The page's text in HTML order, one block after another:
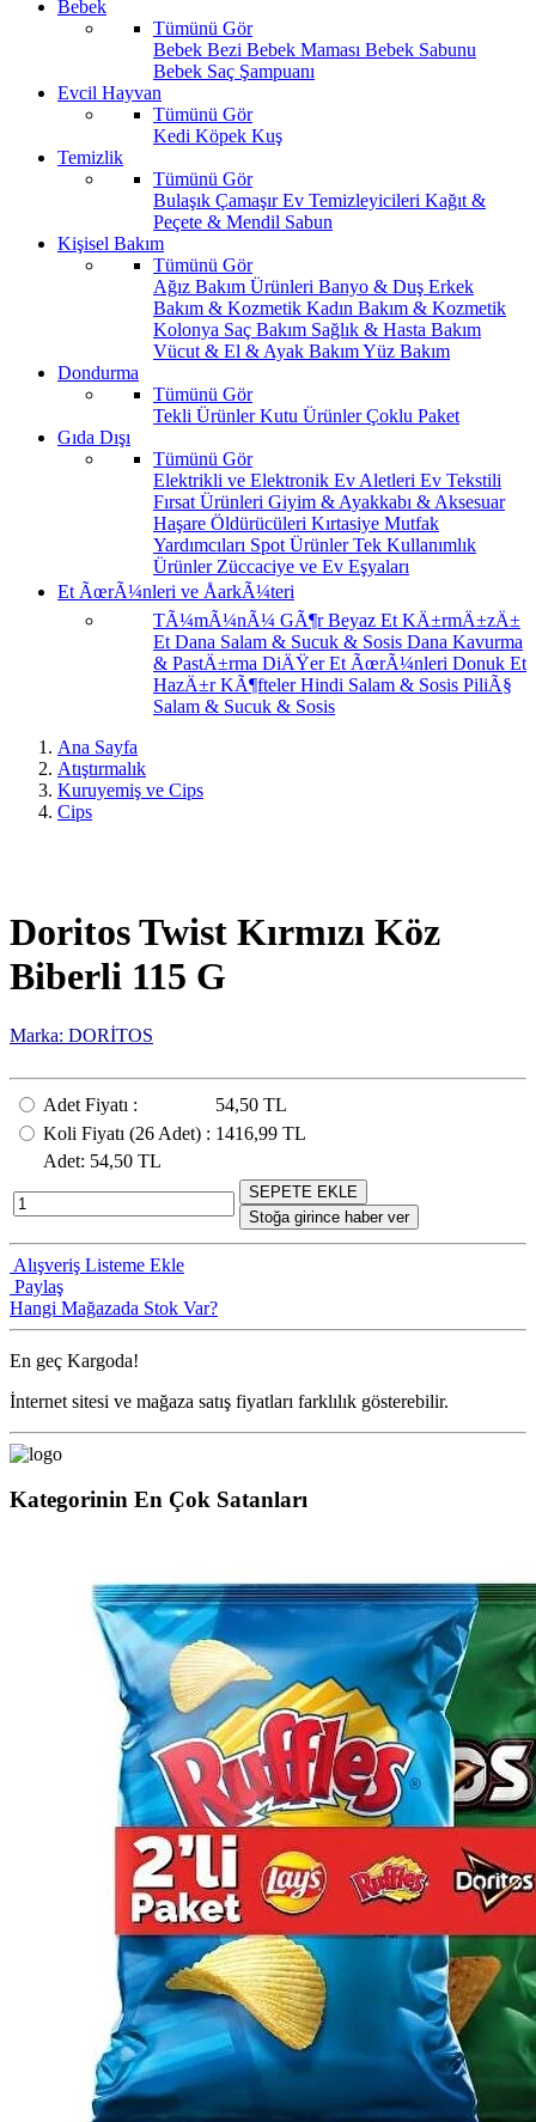
Bebek
Tümünü Gör
Bebek Bezi Bebek Maması Bebek Sabunu
Bebek Saç Şampuanı
Evcil Hayvan
Tümünü Gör
Kedi Köpek Kuş
Temizlik
Tümünü Gör
Bulaşık ÇamaşırEv Temizleyicileri Kağıt &
Peçete & Mendil Sabun
Kişisel Bakım
Tümünü Gör
Ağız Bakım Ürünleri Banyo & Duş Erkek
Bakım & Kozmetik Kadın Bakım & Kozmetik
Kolonya Saç Bakım Sağlık & Hasta Bakım
Vücut & El & Ayak BakımYüz Bakım
Dondurma
Tümünü Gör
Tekli ÜrünlerKutu ÜrünlerÇoklu Paket
Gıda Dışı
Tümünü Gör
Elektrikli ve Elektronik Ev Aletleri Ev Tekstili
Fırsat Ürünleri Giyim & Ayakkabı & Aksesuar
Haşare Öldürücüleri Kırtasiye Mutfak
Yardımcıları Spot ÜrünlerTek Kullanımlık
Ürünler Züccaciye ve Ev Eşyaları
Et ÃœrÃ¼nleri ve ÅarkÃ¼teri
TÃ¼mÃ¼nÃ¼ GÃ¶rBeyaz Et KÄ±rmÄ±zÄ±
Et Dana Salam & Sucuk & Sosis Dana Kavurma
& PastÄ±rma DiÄŸer Et ÃœrÃ¼nleri Donuk Et
HazÄ±r KÃ¶ftelerHindi Salam & Sosis PiliÃ§
Salam & Sucuk & Sosis
Ana Sayfa
Atıştırmalık
Kuruyemiş ve Cips
Cips
Doritos Twist Kırmızı Köz
Biberli 115 G
Marka: DORİTOS
Adet Fiyatı :
54,50 TL
Koli Fiyatı (26 Adet) : 1416,99 TL
Adet: 54,50 TL
SEPETE EKLE
Stoğa girince haber ver
Alışveriş Listeme Ekle
Paylaş
Hangi Mağazada Stok Var?
En geç Kargoda!
İnternet sitesi ve mağaza satış fiyatları farklılık gösterebilir.
Kategorinin En Çok Satanları